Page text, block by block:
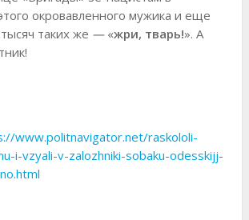
окровавленного мужика и еще
таких же — «жри, тварь!». А
www.politnavigator.net/raskololi-
i-vzyali-v-zalozhniki-sobaku-odesskijj-